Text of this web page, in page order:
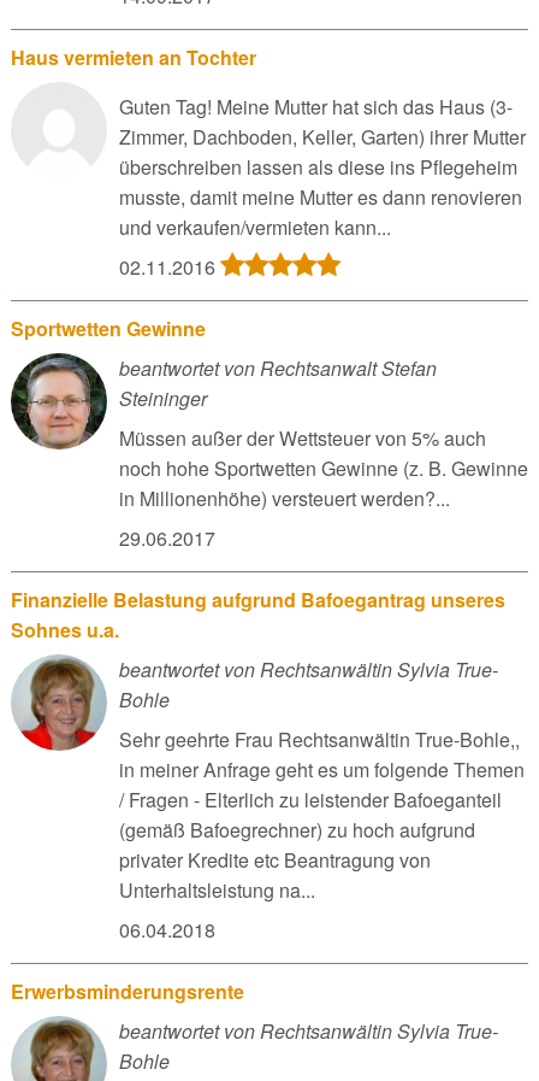
Haus vermieten an Tochter
Guten Tag! Meine Mutter hat sich das Haus (3-
Zimmer, Dachboden, Keller, Garten) ihrer Mutter
überschreiben lassen als diese ins Pflegeheim
musste, damit meine Mutter es dann renovieren
und verkaufen/vermieten kann...
02.11.2016
Sportwetten Gewinne
beantwortet von Rechtsanwalt Stefan
Steininger
Müssen außer der Wettsteuer von 5% auch
noch hohe Sportwetten Gewinne (z. B. Gewinne
in Millionenhöhe) versteuert werden?...
29.06.2017
Finanzielle Belastung aufgrund Bafoegantrag unseres
Sohnes u.a.
beantwortet von Rechtsanwältin Sylvia True-
Bohle
Sehr geehrte Frau Rechtsanwältin True-Bohle,,
in meiner Anfrage geht es um folgende Themen
/ Fragen - Elterlich zu leistender Bafoeganteil
(gemäß Bafoegrechner) zu hoch aufgrund
privater Kredite etc Beantragung von
Unterhaltsleistung na...
06.04.2018
Erwerbsminderungsrente
beantwortet von Rechtsanwältin Sylvia True-
Bohle